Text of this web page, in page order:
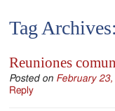
Serving
of
Tag
Reuniones
Posted on February
Reply